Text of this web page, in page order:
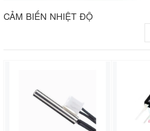
CẢM BIẾN NHIỆT ĐỘ